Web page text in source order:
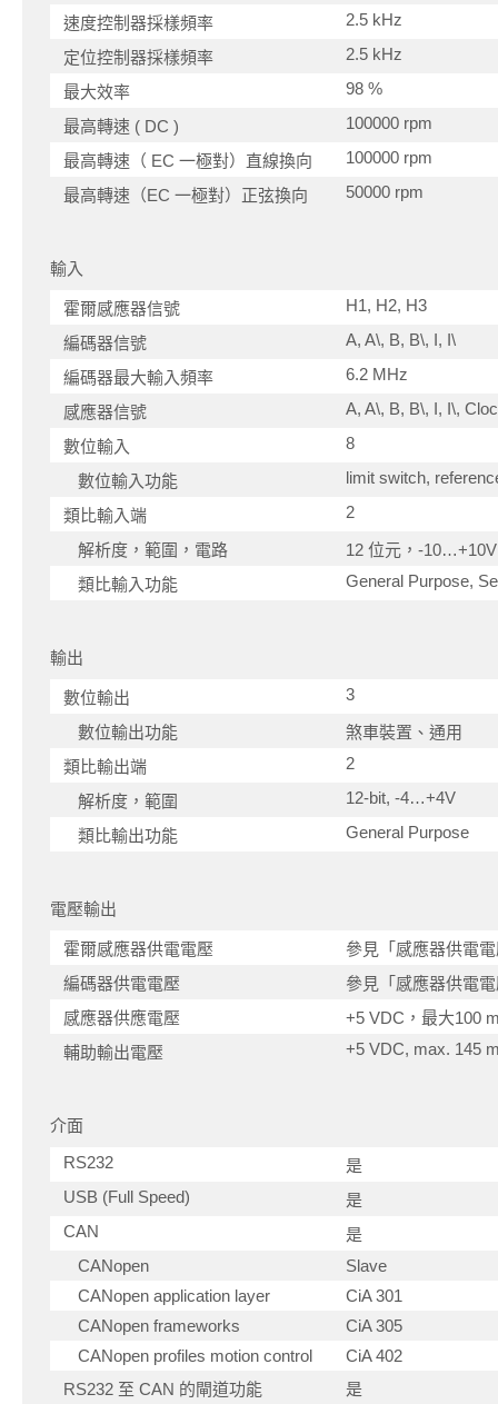
速度控制器採樣頻率
2.5 kHz
定位控制器採樣頻率
2.5 kHz
最大效率
98 %
最高轉速 ( DC )
100000 rpm
最高轉速（ EC 一極對）直線換向
100000 rpm
最高轉速（EC 一極對）正弦換向
50000 rpm
輸入
霍爾感應器信號
H1, H2, H3
編碼器信號
A, A\, B, B\, I, I\
編碼器最大輸入頻率
6.2 MHz
感應器信號
A, A\, B, B\, I, I\,
數位輸入
8
數位輸入功能
limit switch,
類比輸入端
2
解析度，範圍，電路
12 位元，-
類比輸入功能
General Purpose,
輸出
數位輸出
3
數位輸出功能
煞車裝置、通用
類比輸出端
2
解析度，範圍
12-bit, -4…+4V
類比輸出功能
General Purpose
電壓輸出
霍爾感應器供電電壓
參見「感應器供電
編碼器供電電壓
參見「感應器供電
感應器供應電壓
+5 VDC，最大100
輔助輸出電壓
+5 VDC, max. 145
介面
RS232
是
USB (Full Speed)
是
CAN
是
CANopen
Slave
CANopen application layer
CiA 301
CANopen frameworks
CiA 305
CANopen profiles motion control
CiA 402
RS232 至 CAN 的閘道功能
是